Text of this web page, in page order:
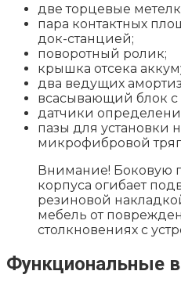
две торцевые
пара контактных
док-станцией;
поворотный ролик;
крышка отсека
два ведущих
всасывающий блок с
датчики
пазы для установки
микрофибровой
Внимание! Боковую
корпуса огибает
резиновой
мебель от
столкновениях с
Функциональные